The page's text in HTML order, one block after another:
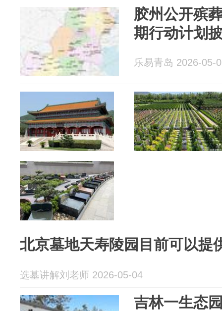
胶州公开殡
期行动计划
乐易青岛 2026-05-
北京墓地天寿陵园目前可以提
选墓讲解刘老师 2026-05-04
吉林一生态